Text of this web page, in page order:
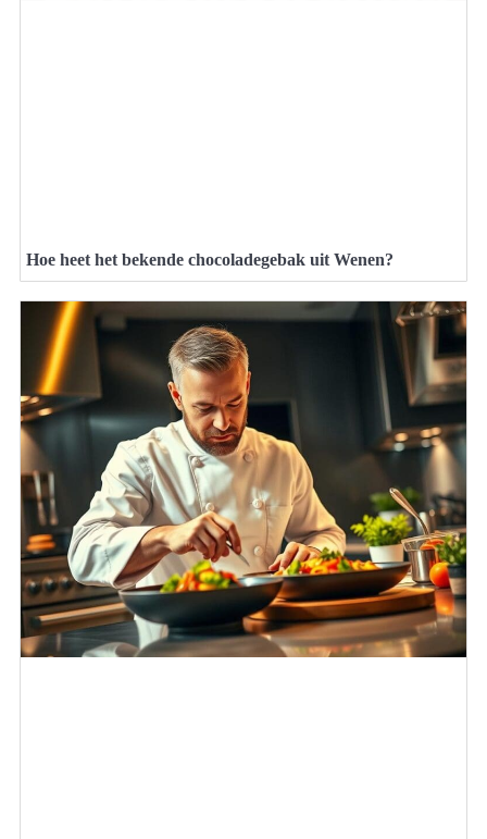
Hoe heet het bekende chocoladegebak uit Wenen?